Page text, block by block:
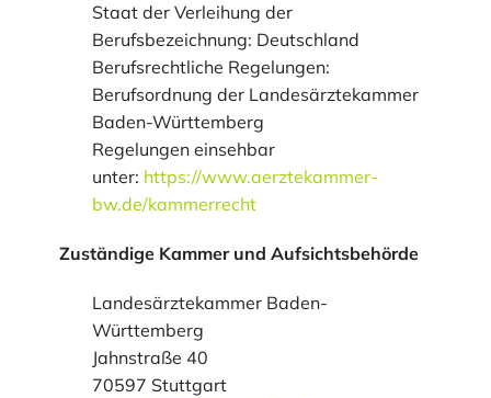
Staat der Verleihung der
Berufsbezeichnung: Deutschland
Berufsrechtliche Regelungen:
Berufsordnung der Landesärztekammer
Baden-Württemberg
Regelungen einsehbar
unter: https://www.aerztekammer-
bw.de/kammerrecht
Zuständige Kammer und Aufsichtsbehörde
Landesärztekammer Baden-
Württemberg
Jahnstraße 40
70597 Stuttgart